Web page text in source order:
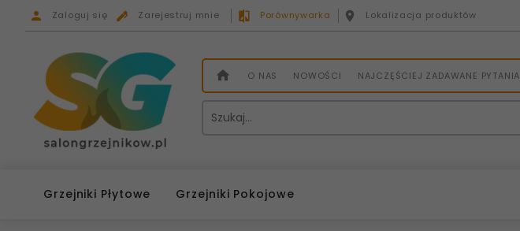
Zaloguj się Zarejestruj mnie Porównywarka Lokalizacja produktów
O NAS NOWOŚCI NAJCZĘŚCIEJ ZADAWANE PYTANIA
Grzejniki Płytowe Grzejniki Pokojowe